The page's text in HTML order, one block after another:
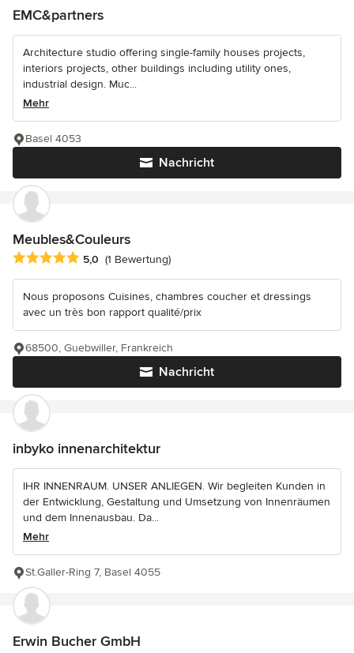
EMC&partners
Architecture studio offering single-family houses projects,
interiors projects, other buildings including utility ones,
industrial design. Muc...
Mehr
Nachricht
Basel 4053
Meubles&Couleurs
Durchschnittliche Bewertung: 5 von 5 Sternen
5,0 (1 Bewertung)
Nous proposons Cuisines, chambres coucher et dressings
avec un très bon rapport qualité/prix
Nachricht
68500, Guebwiller, Frankreich
inbyko innenarchitektur
IHR INNENRAUM. UNSER ANLIEGEN. Wir begleiten Kunden in
der Entwicklung, Gestaltung und Umsetzung von Innenräumen
und dem Innenausbau. Da...
Mehr
St.Galler-Ring 7, Basel 4055
Erwin Bucher GmbH